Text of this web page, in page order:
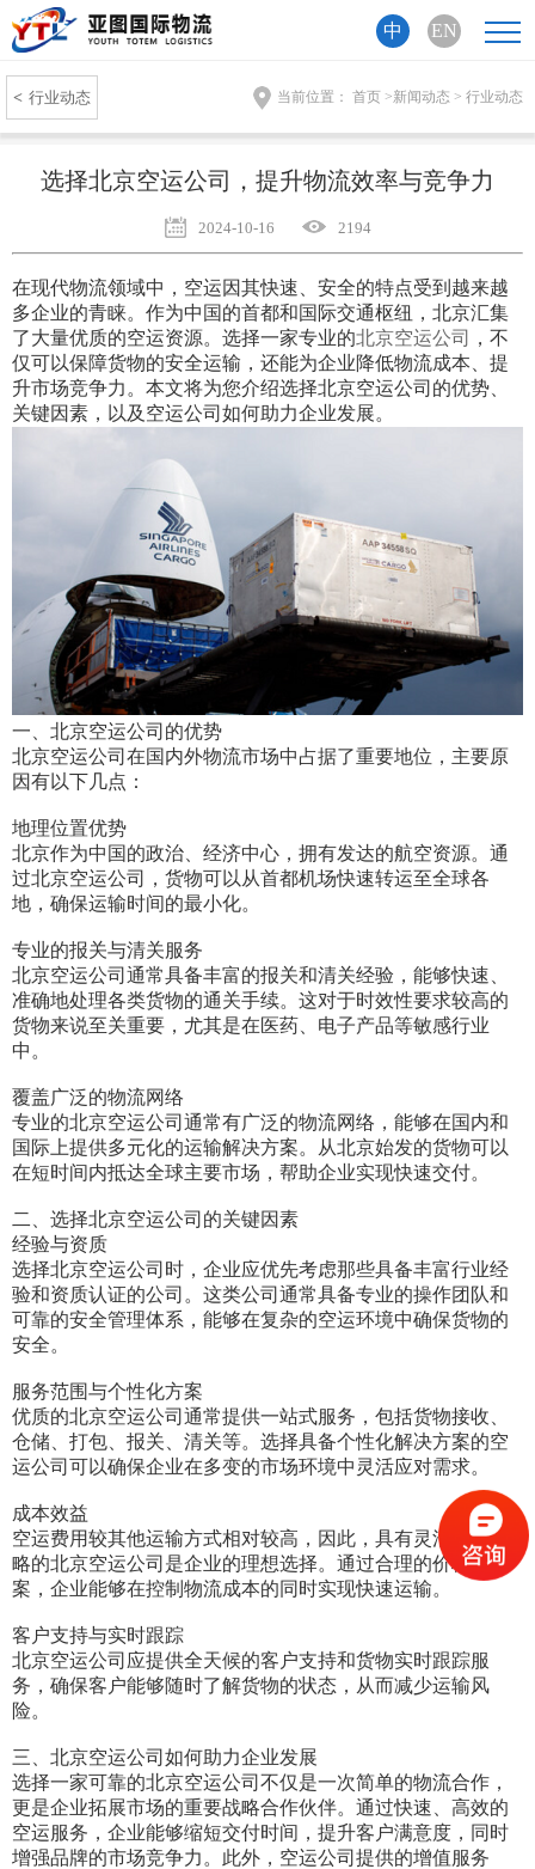
中 EN
< 行业动态 当前位置： 首页 >新闻动态 > 行业动态
选择北京空运公司，提升物流效率与竞争力
2024-10-16 2194
在现代物流领域中，空运因其快速、安全的特点受到越来越
多企业的青睐。作为中国的首都和国际交通枢纽，北京汇集
了大量优质的空运资源。选择一家专业的北京空运公司
，不
仅可以保障货物的安全运输，还能为企业降低物流成本、提
升市场竞争力。本文将为您介绍选择北京空运公司的优势、
关键因素，以及空运公司如何助力企业发展。
一、北京空运公司的优势
北京空运公司在国内外物流市场中占据了重要地位，主要原
因有以下几点：
地理位置优势
北京作为中国的政治、经济中心，拥有发达的航空资源。通
过北京空运公司，货物可以从首都机场快速转运至全球各
地，确保运输时间的最小化。
专业的报关与清关服务
北京空运公司通常具备丰富的报关和清关经验，能够快速、
准确地处理各类货物的通关手续。这对于时效性要求较高的
货物来说至关重要，尤其是在医药、电子产品等敏感行业
中。
覆盖广泛的物流网络
专业的北京空运公司通常有广泛的物流网络，能够在国内和
国际上提供多元化的运输解决方案。从北京始发的货物可以
在短时间内抵达全球主要市场，帮助企业实现快速交付。
二、选择北京空运公司的关键因素
经验与资质
选择北京空运公司时，企业应优先考虑那些具备丰富行业经
验和资质认证的公司。这类公司通常具备专业的操作团队和
可靠的安全管理体系，能够在复杂的空运环境中确保货物的
安全。
服务范围与个性化方案
优质的北京空运公司通常提供一站式服务，包括货物接收、
仓储、打包、报关、清关等。选择具备个性化解决方案的空
运公司可以确保企业在多变的市场环境中灵活应对需求。
成本效益
空运费用较其他运输方式相对较高，因此，具有灵活定价策
略的北京空运公司是企业的理想选择。通过合理的价格方
案，企业能够在控制物流成本的同时实现快速运输。
客户支持与实时跟踪
北京空运公司应提供全天候的客户支持和货物实时跟踪服
务，确保客户能够随时了解货物的状态，从而减少运输风
险。
三、北京空运公司如何助力企业发展
选择一家可靠的北京空运公司不仅是一次简单的物流合作，
更是企业拓展市场的重要战略合作伙伴。通过快速、高效的
空运服务，企业能够缩短交付时间，提升客户满意度，同时
增强品牌的市场竞争力。此外，空运公司提供的增值服务